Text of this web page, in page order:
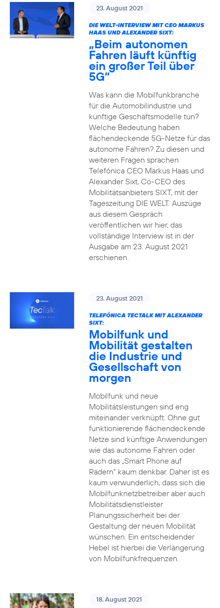
23. August 2021
DIE WELT-INTERVIEW MIT CEO MARKUS
HAAS UND ALEXANDER SIXT:
„Beim autonomen
Fahren läuft künftig
ein großer Teil über
5G“
Was kann die Mobilfunkbranche
für die Automobilindustrie und
künftige Geschäftsmodelle tun?
Welche Bedeutung haben
flächendeckende 5G-Netze für das
autonome Fahren? Zu diesen und
weiteren Fragen sprachen
Telefónica CEO Markus Haas und
Alexander Sixt, Co-CEO des
Mobilitätsanbieters SIXT, mit der
Tageszeitung DIE WELT. Auszüge
aus diesem Gespräch
veröffentlichen wir hier, das
vollständige Interview ist in der
Ausgabe am 23. August 2021
erschienen.
23. August 2021
TELEFÓNICA TECTALK MIT ALEXANDER
SIXT:
Mobilfunk und
Mobilität gestalten
die Industrie und
Gesellschaft von
morgen
Mobilfunk und neue
Mobilitätsleistungen sind eng
miteinander verknüpft. Ohne gut
funktionierende flächendeckende
Netze sind künftige Anwendungen
wie das autonome Fahren oder
auch das „Smart Phone auf
Rädern“ kaum denkbar. Daher ist es
kaum verwunderlich, dass sich die
Mobilfunknetzbetreiber aber auch
Mobilitätsdienstleister
Planungssicherheit bei der
Gestaltung der neuen Mobilität
wünschen. Ein entscheidender
Hebel ist hierbei die Verlängerung
von Mobilfunkfrequenzen.
18. August 2021